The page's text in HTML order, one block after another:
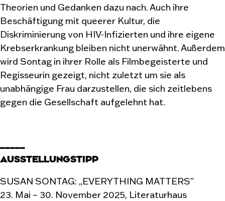
Theorien und Gedanken dazu nach. Auch ihre
Beschäftigung mit queerer Kultur, die
Diskriminierung von HIV-Infizierten und ihre eigene
Krebserkrankung bleiben nicht unerwähnt. Außerdem
wird Sontag in ihrer Rolle als Filmbegeisterte und
Regisseurin gezeigt, nicht zuletzt um sie als
unabhängige Frau darzustellen, die sich zeitlebens
gegen die Gesellschaft aufgelehnt hat.
_____
AUSSTELLUNGSTIPP
SUSAN SONTAG: „EVERYTHING MATTERS”
23. Mai – 30. November 2025, Literaturhaus